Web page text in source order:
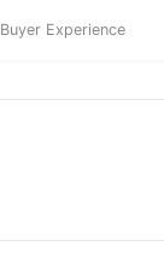
Buyer Experience